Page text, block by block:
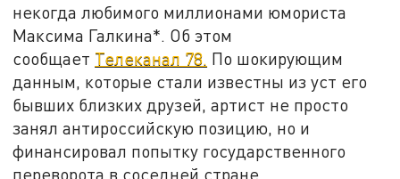
некогда любимого миллионами юмориста
Максима Галкина*. Об этом
сообщает Телеканал 78. По шокирующим
данным, которые стали известны из уст его
бывших близких друзей, артист не просто
занял антироссийскую позицию, но и
финансировал попытку государственного
переворота в соседней стране.